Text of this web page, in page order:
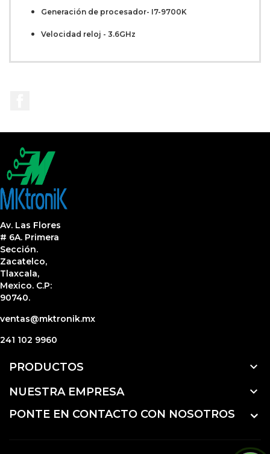
Generación de procesador- I7-9700K
Velocidad reloj - 3.6GHz
Av. Las Flores
# 6A. Primera
Sección.
Zacatelco,
Tlaxcala,
Mexico. C.P:
90740.
ventas@mktronik.mx
241 102 9960
PRODUCTOS 
NUESTRA EMPRESA 
PONTE EN CONTACTO CON NOSOTROS